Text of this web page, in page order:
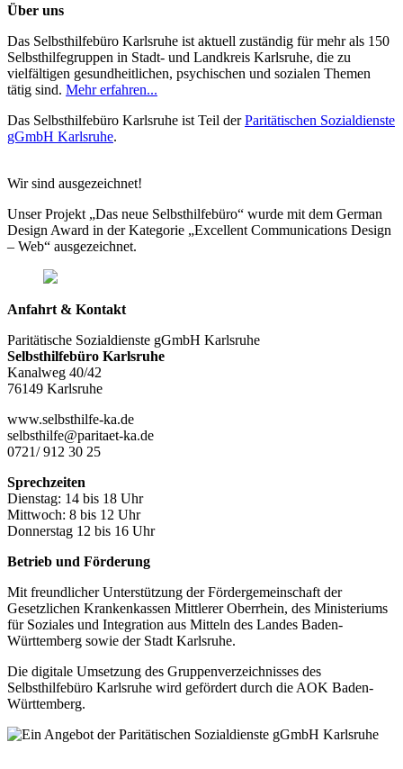
Über uns
Das Selbsthilfebüro Karlsruhe ist aktuell zuständig für mehr als 150
Selbsthilfegruppen in Stadt- und Landkreis Karlsruhe, die zu
vielfältigen gesundheitlichen, psychischen und sozialen Themen
tätig sind. Mehr erfahren...
Das Selbsthilfebüro Karlsruhe ist Teil derParitätischen Sozialdienste
gGmbH Karlsruhe.
Wir sind ausgezeichnet!
Unser Projekt „Das neue Selbsthilfebüro“ wurde mit dem German
Design Award in der Kategorie „Excellent Communications Design
– Web“ ausgezeichnet.
Anfahrt & Kontakt
Paritätische Sozialdienste gGmbH Karlsruhe
Selbsthilfebüro Karlsruhe
Kanalweg 40/42
76149 Karlsruhe
www.selbsthilfe-ka.de
selbsthilfe@paritaet-ka.de
0721/ 912 30 25
Sprechzeiten
Dienstag: 14 bis 18 Uhr
Mittwoch: 8 bis 12 Uhr
Donnerstag 12 bis 16 Uhr
Betrieb und Förderung
Mit freundlicher Unterstützung der Fördergemeinschaft der
Gesetzlichen Krankenkassen Mittlerer Oberrhein, des Ministeriums
für Soziales und Integration aus Mitteln des Landes Baden-
Württemberg sowie der Stadt Karlsruhe.
Die digitale Umsetzung des Gruppen­verzeichnisses des
Selbsthilfebüro Karlsruhe wird gefördert durch die AOK Baden-
Württemberg.